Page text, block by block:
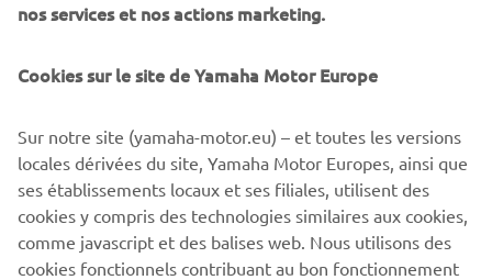
The information and/or imagery on these webpages may
never be used for commercial or non-commercial
purposes without the explicit written consent of Yamaha
Motor Europe N.V. and/or Yamaha Motor Co., Ltd.
Always ride in a safe manner and obey all local road laws.
nos services et nos actions marketing.
Cookies sur le site de Yamaha Motor Europe
Sur notre site (yamaha-motor.eu) – et toutes les versions
locales dérivées du site, Yamaha Motor Europes, ainsi que
ses établissements locaux et ses filiales, utilisent des
cookies y compris des technologies similaires aux cookies,
comme javascript et des balises web. Nous utilisons des
cookies fonctionnels contribuant au bon fonctionnement